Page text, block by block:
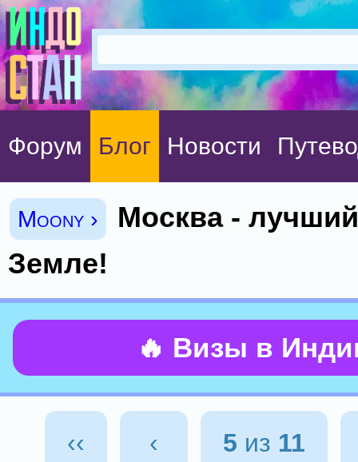
Форум Блог Новости
Moony ›
Москва -
Земле!
🔥 Визы в
‹‹ ‹ 5 из 11